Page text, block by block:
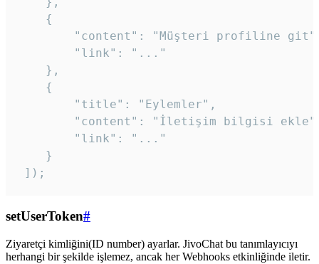
    {
"content": "Müşteri profiline
        "link": "..."
    },
    {
        "title": "Eylemler",
"content": "İletişim bilgisi
        "link": "..."
    }
]);
setUserToken#
Ziyaretçi kimliğini(ID number) ayarlar. JivoChat bu tanımlayıcıyı
herhangi bir şekilde işlemez, ancak her Webhooks etkinliğinde iletir.